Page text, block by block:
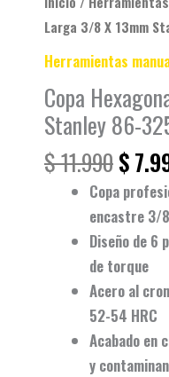
Larga 3/8 X 13mm
Herramientas
Copa
Stanley 86-
$11.990$
Copa
encastre 3/
Diseño de 6
de torque
Acero al
52-54 HRC
Acabado en
y